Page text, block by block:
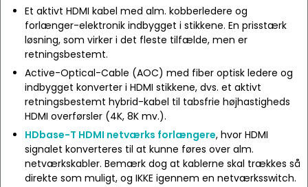
Et aktivt HDMI kabel med alm. kobberledere og
forlænger-elektronik indbygget i stikkene. En prisstærk
løsning, som virker i det fleste tilfælde, men er
retningsbestemt.
Active-Optical-Cable (AOC) med fiber optisk ledere og
indbygget konverter i HDMI stikkene, dvs. et aktivt
retningsbestemt hybrid-kabel til tabsfrie højhastigheds
HDMI overførsler (4K, 8K mv.).
HDbase-T HDMI netværks forlængere, hvor HDMI
signalet konverteres til at kunne føres over alm.
netværkskabler. Bemærk dog at kablerne skal trækkes så
direkte som muligt, og IKKE igennem en netværksswitch.